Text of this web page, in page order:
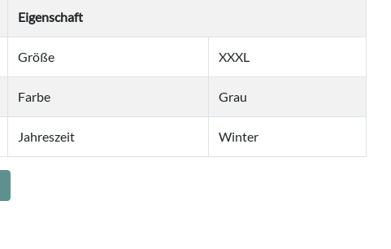
Eigenschaft
Größe XXXL
Farbe Grau
Jahreszeit Winter